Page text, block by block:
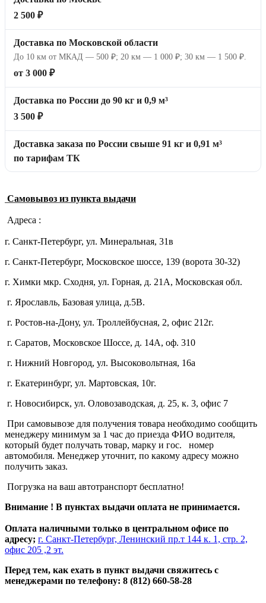
2 500 ₽
Доставка по Московской области
До 10 км от МКАД — 500 ₽; 20 км — 1 000 ₽; 30 км — 1 500 ₽.
от 3 000 ₽
Доставка по России до 90 кг и 0,9 м³
3 500 ₽
Доставка заказа по России свыше 91 кг и 0,91 м³
по тарифам ТК
Самовывоз из пункта выдачи
Адреса :
г. Санкт-Петербург, ул. Минеральная, 31в
г. Санкт-Петербург, Московское шоссе, 139 (ворота 30-32)
г. Химки мкр. Сходня, ул. Горная, д. 21А, Московская обл.
г. Ярославль, Базовая улица, д.5В.
г. Ростов-на-Дону, ул. Троллейбусная, 2, офис 212г.
г. Саратов, Московское Шоссе, д. 14А, оф. 310
г. Нижний Новгород, ул. Высоковольтная, 16а
г. Екатеринбург, ул. Мартовская, 10г.
г. Новосибирск, ул. Оловозаводская, д. 25, к. 3, офис 7
При самовывозе для получения товара необходимо сообщить
менеджеру минимум за 1 час до приезда ФИО водителя,
который будет получать товар, марку и гос. номер
автомобиля. Менеджер уточнит, по какому адресу можно
получить заказ.
Погрузка на ваш автотранспорт бесплатно!
Внимание ! В пунктах выдачи оплата не принимается.
Оплата наличными только в центральном офисе по
адресу; г. Санкт-Петербург, Ленинский пр.т 144 к. 1, стр. 2,
офис 205 ,2 эт.
Перед тем, как ехать в пункт выдачи свяжитесь с
менеджерами по телефону: 8 (812) 660-58-28